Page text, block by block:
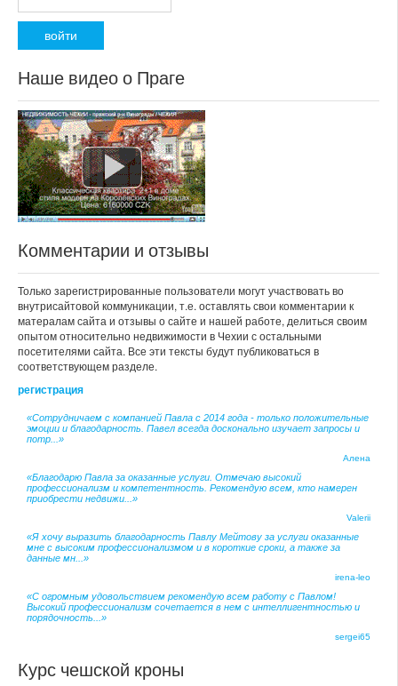
Наше видео о Праге
Комментарии и отзывы
Только зарегистрированные пользователи могут участвовать во
внутрисайтовой коммуникации, т.е. оставлять свои комментарии к
матералам сайта и отзывы о сайте и нашей работе, делиться своим
опытом относительно недвижимости в Чехии с остальными
посетителями сайта. Все эти тексты будут публиковаться в
соответствующем разделе.
регистрация
«Сотрудничаем с компанией Павла с 2014 года - только положительные
эмоции и благодарность. Павел всегда досконально изучает запросы и
потр...»
Алена
«Благодарю Павла за оказанные услуги. Отмечаю высокий
профессионализм и компетентность. Рекомендую всем, кто намерен
приобрести недвижи...»
Valerii
«Я хочу выразить благодарность Павлу Мейтову за услуги оказанные
мне с высоким профессионализмом и в короткие сроки, а также за
данные мн...»
irena-leo
«С огромным удовольствием рекомендую всем работу с Павлом!
Высокий профессионализм сочетается в нем с интеллигентностью и
порядочность...»
sergei65
Курс чешской кроны